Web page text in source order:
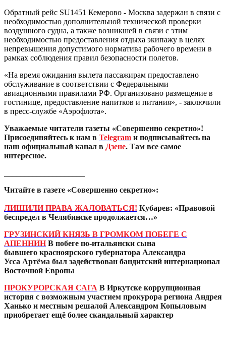
Обратный рейс SU1451 Кемерово - Москва задержан в связи с
необходимостью дополнительной технической проверки
воздушного судна, а также возникшей в связи с этим
необходимостью предоставления отдыха экипажу в целях
непревышения допустимого норматива рабочего времени в
рамках соблюдения правил безопасности полетов.
«На время ожидания вылета пассажирам предоставлено
обслуживание в соответствии с Федеральными
авиационными правилами РФ. Организовано размещение в
гостинице, предоставление напитков и питания», - заключили
в пресс-службе «Аэрофлота».
Уважаемые читатели газеты «Совершенно секретно»!
Присоединяйтесь к нам в Telegram и подписывайтесь на
наш официальный канал в Дзене. Там все самое
интересное.
Читайте в газете «Совершенно секретно»:
ЛИШИЛИ ПРАВА ЖАЛОВАТЬСЯ! Кубарев: «Правовой
беспредел в Челябинске продолжается…»
ГРУЗИНСКИЙ КНЯЗЬ В ГРОМКОМ ПОБЕГЕ С
АПЕННИН В побеге по-итальянски сына
бывшего красноярского губернатора Александра
Усса Артёма был задействован бандитский интернационал
Восточной Европы
ПРОКУРОРСКАЯ САГА В Иркутске коррупционная
история с возможным участием прокурора региона Андрея
Ханько и местным решалой Александром Копыловым
приобретает ещё более скандальный характер